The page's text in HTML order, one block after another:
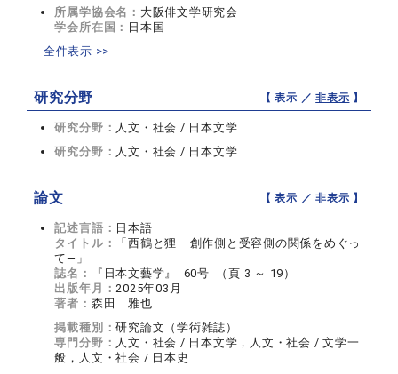
所属学協会名： 大阪俳文学研究会
学会所在国： 日本国
全件表示 >>
研究分野 【 表示 ／非表示 】
研究分野： 人文・社会 / 日本文学
研究分野： 人文・社会 / 日本文学
論文 【 表示 ／非表示 】
記述言語： 日本語
タイトル：
「西鶴と狸― 創作側と受容側の関係をめぐっ
て―」
誌名：
『日本文藝学』 60号 （頁 3 ～ 19）
出版年月：2025年03月
著者： 森田 雅也
掲載種別：研究論文（学術雑誌）
専門分野： 人文・社会 / 日本文学，人文・社会 / 文学一
般，人文・社会 / 日本史